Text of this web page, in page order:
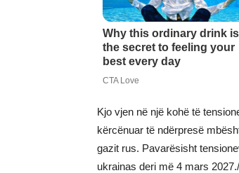
Kjo vjen në një kohë të
kërcënuar të ndërpresë
gazit rus. Pavarësisht
ukrainas deri më 4 mars